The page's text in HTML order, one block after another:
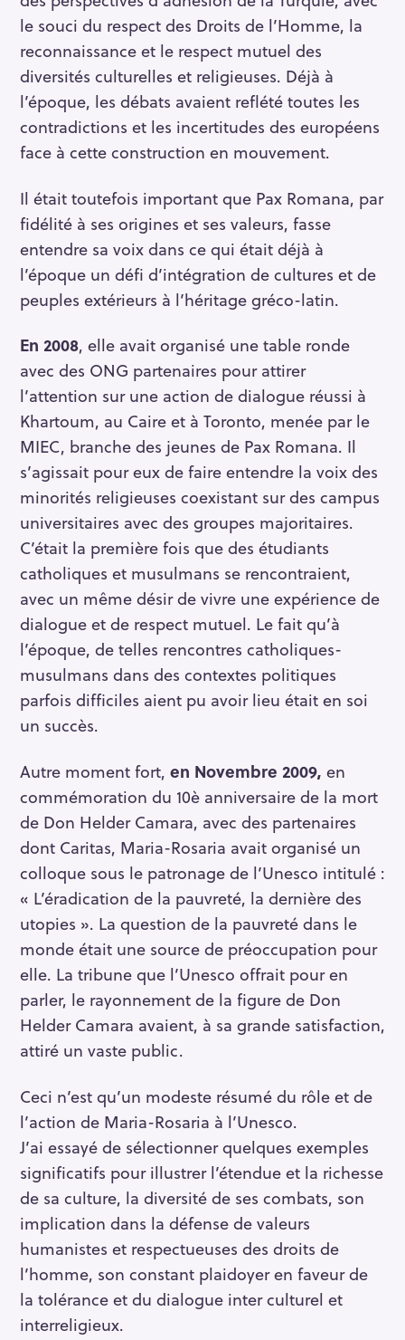
le souci du respect des Droits de l’Homme, la
reconnaissance et le respect mutuel des
diversités culturelles et religieuses. Déjà à
l’époque, les débats avaient reflété toutes les
contradictions et les incertitudes des européens
face à cette construction en mouvement.
Il était toutefois important que Pax Romana, par
fidélité à ses origines et ses valeurs, fasse
entendre sa voix dans ce qui était déjà à
l’époque un défi d’intégration de cultures et de
peuples extérieurs à l’héritage gréco-latin.
En 2008, elle avait organisé une table ronde
avec des ONG partenaires pour attirer
l’attention sur une action de dialogue réussi à
Khartoum, au Caire et à Toronto, menée par le
MIEC, branche des jeunes de Pax Romana. Il
s’agissait pour eux de faire entendre la voix des
minorités religieuses coexistant sur des campus
universitaires avec des groupes majoritaires.
C’était la première fois que des étudiants
catholiques et musulmans se rencontraient,
avec un même désir de vivre une expérience de
dialogue et de respect mutuel. Le fait qu’à
l’époque, de telles rencontres catholiques-
musulmans dans des contextes politiques
parfois difficiles aient pu avoir lieu était en soi
un succès.
Autre moment fort, en Novembre 2009, en
commémoration du 10è anniversaire de la mort
de Don Helder Camara, avec des partenaires
dont Caritas, Maria-Rosaria avait organisé un
colloque sous le patronage de l’Unesco intitulé :
« L’éradication de la pauvreté, la dernière des
utopies ». La question de la pauvreté dans le
monde était une source de préoccupation pour
elle. La tribune que l’Unesco offrait pour en
parler, le rayonnement de la figure de Don
Helder Camara avaient, à sa grande satisfaction,
attiré un vaste public.
Ceci n’est qu’un modeste résumé du rôle et de
l’action de Maria-Rosaria à l’Unesco.
J’ai essayé de sélectionner quelques exemples
significatifs pour illustrer l’étendue et la richesse
de sa culture, la diversité de ses combats, son
implication dans la défense de valeurs
humanistes et respectueuses des droits de
l’homme, son constant plaidoyer en faveur de
la tolérance et du dialogue inter culturel et
interreligieux.
S
e
a
r
c
h
f
r
: